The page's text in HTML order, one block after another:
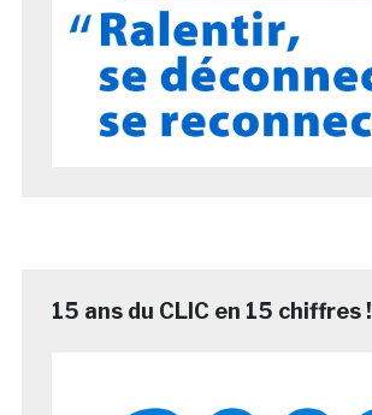
15 ans du CLIC en 15 chiffres !